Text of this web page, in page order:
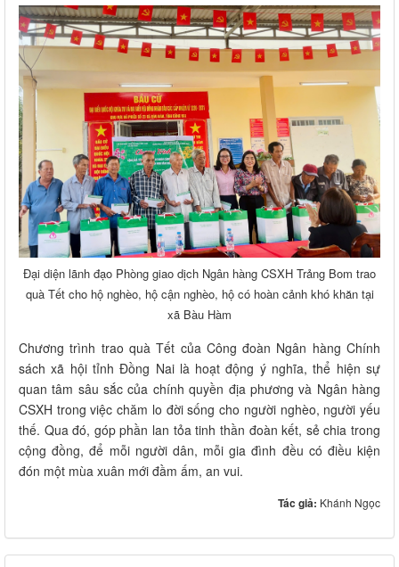
Đại diện lãnh đạo Phòng giao dịch Ngân hàng CSXH Trảng Bom trao
quà Tết cho hộ nghèo, hộ cận nghèo, hộ có hoàn cảnh khó khăn tại
xã Bàu Hàm
Chương trình trao quà Tết của Công đoàn Ngân hàng Chính
sách xã hội tỉnh Đồng Nai là hoạt động ý nghĩa, thể hiện sự
quan tâm sâu sắc của chính quyền địa phương và Ngân hàng
CSXH trong việc chăm lo đời sống cho người nghèo, người yếu
thế. Qua đó, góp phần lan tỏa tinh thần đoàn kết, sẻ chia trong
cộng đồng, để mỗi người dân, mỗi gia đình đều có điều kiện
đón một mùa xuân mới đầm ấm, an vui.
Tác giả: Khánh Ngọc